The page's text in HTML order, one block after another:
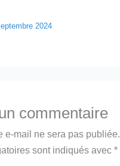
2024
commentaire
e-mail ne sera pas publiée.
sont indiqués avec *